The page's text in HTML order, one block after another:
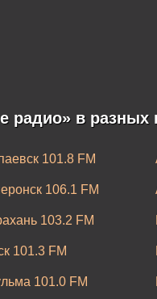
радио» в разных
101.8 FM
106.1 FM
103.2 FM
101.3 FM
101.0 FM